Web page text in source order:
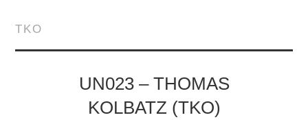
TKO
UN023 – THOMAS
KOLBATZ (TKO)